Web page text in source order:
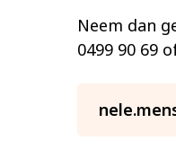
Neem dan
0499 90 69